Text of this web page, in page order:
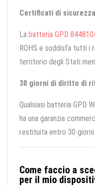
Certificati di
La batteria GPD
ROHS e soddisfa tutti i
territorio degli Stati
30 giorni di diritto di
Qualsiasi batteria GPD
ha una garanzia
restituita entro 30 giorni.
Come faccio a
per il mio